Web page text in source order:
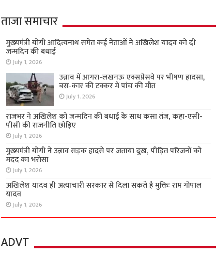
ताजा समाचार
मुख्यमंत्री योगी आदित्यनाथ समेत कई नेताओं ने अखिलेश यादव को दी
जन्मदिन की बधाई
July 1, 2026
उन्नाव में आगरा-लखनऊ एक्सप्रेसवे पर भीषण हादसा,
बस-कार की टक्कर में पांच की मौत
July 1, 2026
राजभर ने अखिलेश को जन्मदिन की बधाई के साथ कसा तंज, कहा-एसी-
पीसी की राजनीति छोड़िए
July 1, 2026
मुख्यमंत्री योगी ने उन्नाव सड़क हादसे पर जताया दुख, पीड़ित परिजनों को
मदद का भरोसा
July 1, 2026
अखिलेश यादव ही अत्याचारी सरकार से दिला सकते हैं मुक्तिः राम गोपाल
यादव
July 1, 2026
ADVT